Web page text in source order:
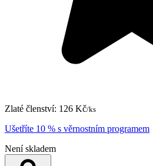
Zlaté členství: 126 Kč/ks
Ušetříte 10 % s věrnostním programem
Není skladem